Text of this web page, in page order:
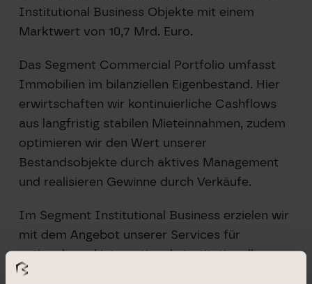
Institutional Business Objekte mit einem
Marktwert von 10,7 Mrd. Euro.
Das Segment Commercial Portfolio umfasst
Immobilien im bilanziellen Eigenbestand. Hier
erwirtschaften wir kontinuierliche Cashflows
aus langfristig stabilen Mieteinnahmen, zudem
optimieren wir den Wert unserer
Bestandsobjekte durch aktives Management
und realisieren Gewinne durch Verkäufe.
Im Segment Institutional Business erzielen wir
mit dem Angebot unserer Services für
nationale und internationale institutionelle
Investoren laufende Gebühren aus der